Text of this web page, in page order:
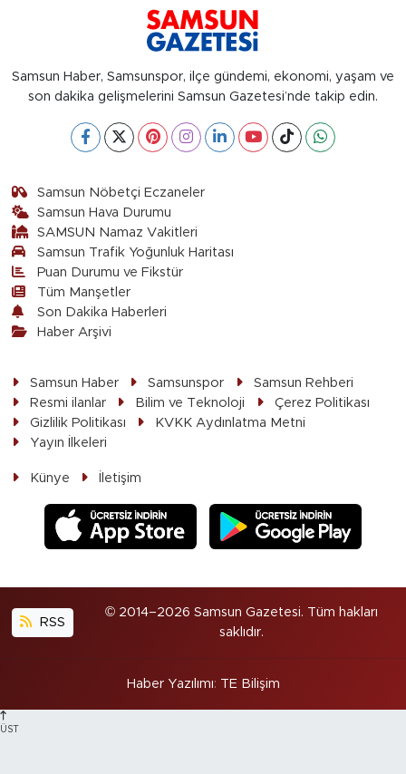
Samsun Haber, Samsunspor, ilçe gündemi, ekonomi, yaşam ve
son dakika gelişmelerini Samsun Gazetesi’nde takip edin.
Samsun Nöbetçi Eczaneler
Samsun Hava Durumu
SAMSUN Namaz Vakitleri
Samsun Trafik Yoğunluk Haritası
Puan Durumu ve Fikstür
Tüm Manşetler
Son Dakika Haberleri
Haber Arşivi
Samsun Haber Samsunspor
Samsun Rehberi
Resmi ilanlar
Bilim ve Teknoloji
Çerez Politikası
Gizlilik Politikası
KVKK Aydınlatma Metni
Yayın İlkeleri
Künye İletişim
RSS
© 2014–2026 Samsun Gazetesi. Tüm hakları
saklıdır.
Haber Yazılımı: TE Bilişim
ÜST